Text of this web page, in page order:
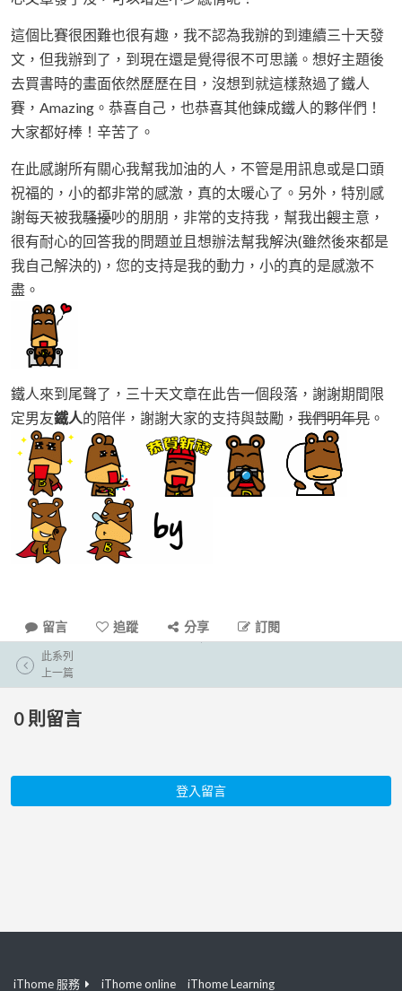
這個比賽很困難也很有趣，我不認為我辦的到連續三十天發
文，但我辦到了，到現在還是覺得很不可思議。想好主題後
去買書時的畫面依然歷歷在目，沒想到就這樣熬過了鐵人
賽，Amazing。恭喜自己，也恭喜其他鍊成鐵人的夥伴們！
大家都好棒！辛苦了。
在此感謝所有關心我幫我加油的人，不管是用訊息或是口頭
祝福的，小的都非常的感激，真的太暖心了。另外，特別感
謝每天被我騷擾吵的朋朋，非常的支持我，幫我出餿主意，
很有耐心的回答我的問題並且想辦法幫我解決(雖然後來都是
我自己解決的)，您的支持是我的動力，小的真的是感激不
盡。
鐵人來到尾聲了，三十天文章在此告一個段落，謝謝期間限
定男友鐵人的陪伴，謝謝大家的支持與鼓勵， 我們明年見 。
留言 追蹤 分享 訂閱
此系列
上一篇
0 則留言
登入留言
iThome 服務 iThome online iThome Learning